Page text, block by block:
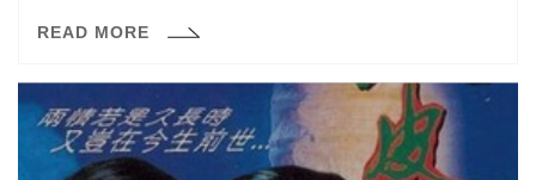
進最新的水光槍多合一療法」等內容文章，被台北市衛生
READ MORE